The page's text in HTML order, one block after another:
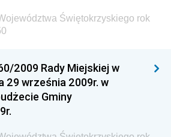
Ministra Transportu, Budownictwa
Ministra Spraw Zagranicznych
Centralnego Biura
Świętokrzyskiego rok
2009 Rady Miejskiej w
29 września 2009r. w
Gminy